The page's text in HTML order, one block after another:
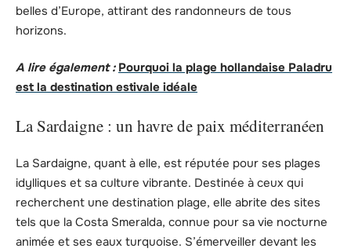
belles d’Europe, attirant des randonneurs de tous
horizons.
A lire également : Pourquoi la plage hollandaise Paladru
est la destination estivale idéale
La Sardaigne : un havre de paix méditerranéen
La Sardaigne, quant à elle, est réputée pour ses plages
idylliques et sa culture vibrante. Destinée à ceux qui
recherchent une destination plage, elle abrite des sites
tels que la Costa Smeralda, connue pour sa vie nocturne
animée et ses eaux turquoise. S’émerveiller devant les